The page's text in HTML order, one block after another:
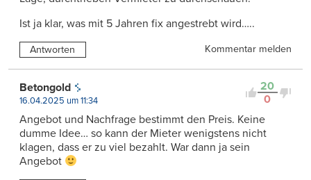
Ist ja klar, was mit 5 Jahren fix angestrebt wird…..
Antworten Kommentar melden
20
0
Betongold
16.04.2025 um 11:34
Angebot und Nachfrage bestimmt den Preis. Keine
dumme Idee… so kann der Mieter wenigstens nicht
klagen, dass er zu viel bezahlt. War dann ja sein
Angebot